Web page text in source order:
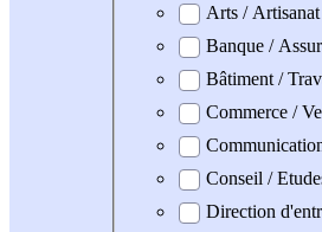
Arts /
Banque /
Bâtiment /
Commerce /
Conseil /
Direction